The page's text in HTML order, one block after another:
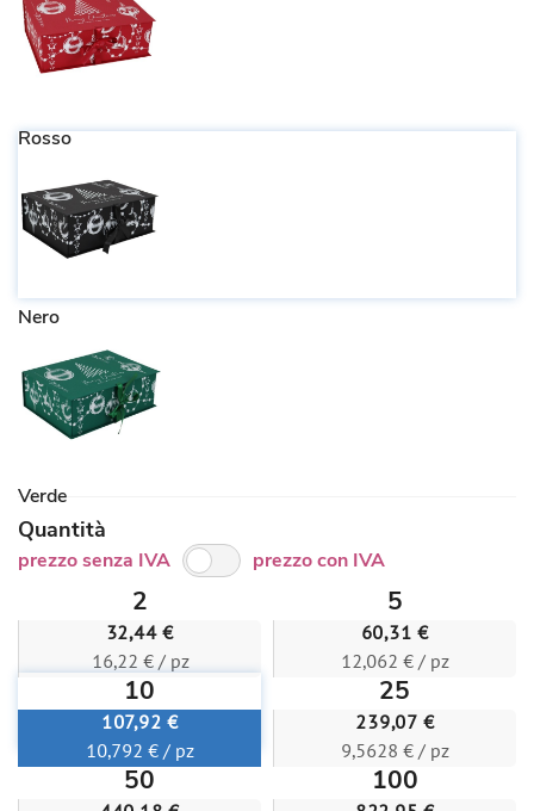
Rosso
Nero
Verde
Quantità
prezzo senza IVA prezzo con IVA
2
32,44 €
16,22 € / pz
5
60,31 €
12,062 € / pz
10
107,92 €
10,792 € / pz
25
239,07 €
9,5628 € / pz
50 100